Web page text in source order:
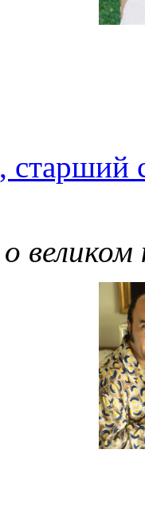
старший
великом